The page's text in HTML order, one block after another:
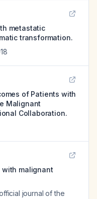
metastatic
transformation.
of Patients with
Malignant
Collaboration.
with malignant
journal of the